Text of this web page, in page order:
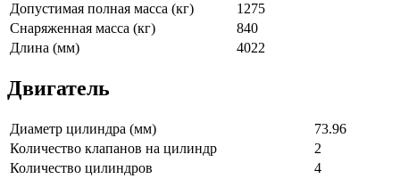
Допустимая полная масса (кг)
1275
Снаряженная масса (кг)
840
Длина (мм)
4022
Двигатель
Диаметр цилиндра (мм)
73.96
Количество клапанов на цилиндр
2
Количество цилиндров
4